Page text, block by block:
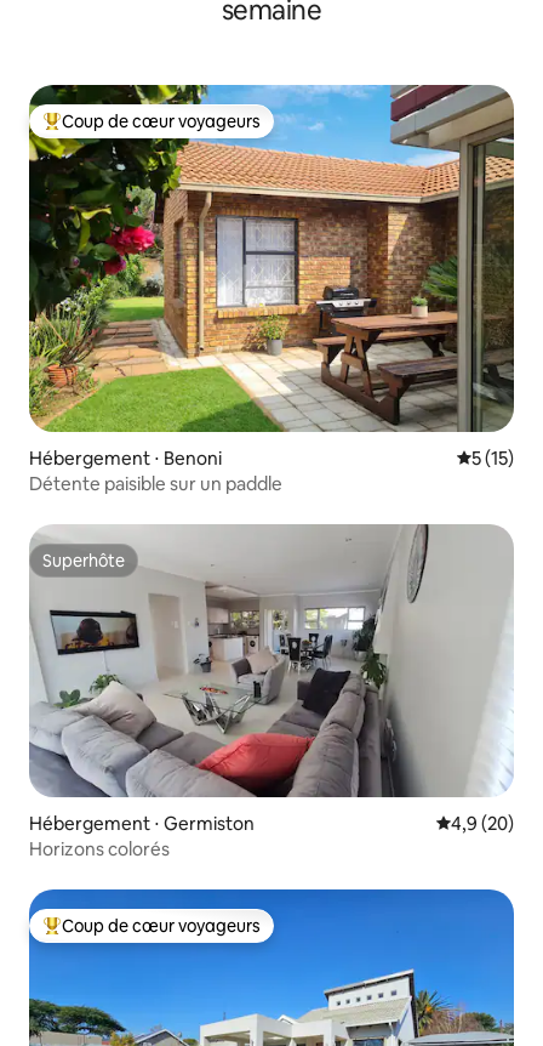
semaine
Coups de cœur voyageurs les plus appréciés
Coup de cœur voyageurs
Hébergement ⋅ Benoni
5 (15)
Détente paisible sur un paddle
Superhôte
Superhôte
Hébergement ⋅ Germiston Évaluation
4,9 (20)
Horizons colorés
Coups de cœur voyageurs les plus appréciés
Coup de cœur voyageurs